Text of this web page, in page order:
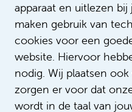
apparaat en uitlezen
maken gebruik van
cookies voor een
website. Hiervoor
nodig. Wij plaatsen
zorgen er voor dat
wordt in de taal van
LegendContent
SubTitle
ImageUrl
https://
https://
AspectRatio
200_113